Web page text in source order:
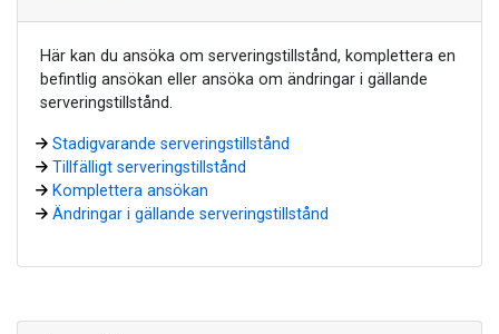
Här kan du ansöka om serveringstillstånd, komplettera en
befintlig ansökan eller ansöka om ändringar i gällande
serveringstillstånd.
Stadigvarande serveringstillstånd
Tillfälligt serveringstillstånd
Komplettera ansökan
Ändringar i gällande serveringstillstånd